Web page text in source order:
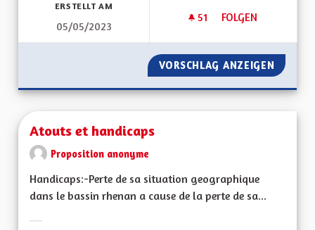
ERSTELLT AM
05/05/2023
51 51 FOLLOWER
FOLGEN
ASSEMBLÉE
VORSCHLAG ANZEIGEN
Atouts et handicaps
Proposition anonyme
Handicaps:-Perte de sa situation geographique
dans le bassin rhenan a cause de la perte de sa...